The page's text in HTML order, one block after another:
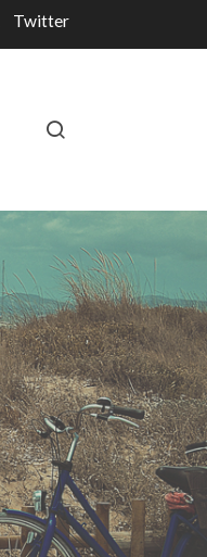
Twitter